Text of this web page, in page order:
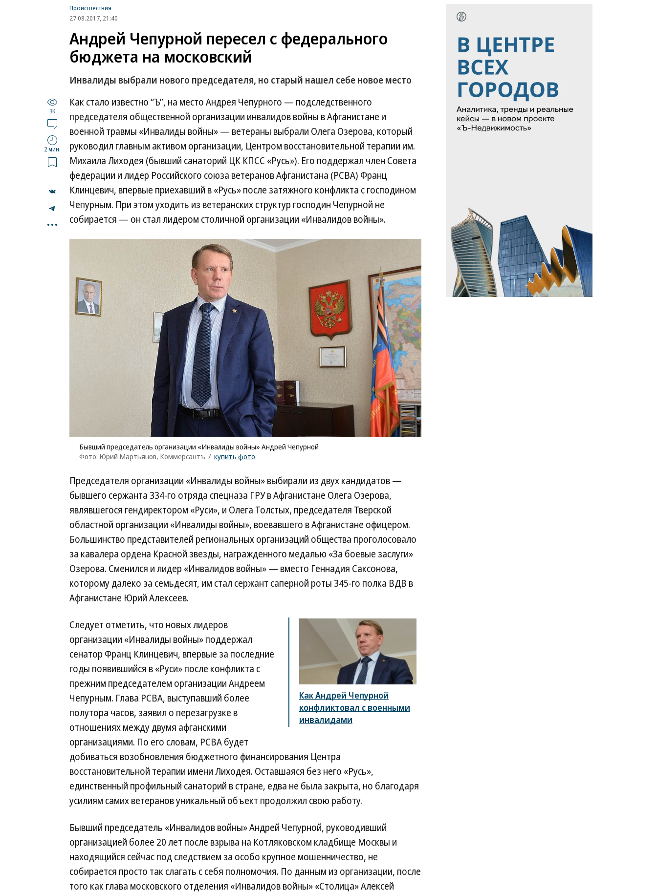
Происшествия
27.08.2017, 21:40
Андрей Чепурной пересел с федерального
бюджета на московский
Инвалиды выбрали нового председателя, но старый нашел себе новое место
3K
2 мин.
...
Как стало известно “Ъ”, на место Андрея Чепурного — подследственного
председателя общественной организации инвалидов войны в Афганистане и
военной травмы «Инвалиды войны» — ветераны выбрали Олега Озерова, который
руководил главным активом организации, Центром восстановительной терапии им.
Михаила Лиходея (бывший санаторий ЦК КПСС «Русь»). Его поддержал член Совета
федерации и лидер Российского союза ветеранов Афганистана (РСВА) Франц
Клинцевич, впервые приехавший в «Русь» после затяжного конфликта с господином
Чепурным. При этом уходить из ветеранских структур господин Чепурной не
собирается — он стал лидером столичной организации «Инвалидов войны».
Бывший председатель организации «Инвалиды войны» Андрей Чепурной
Фото: Юрий Мартьянов, Коммерсантъ / купить фото
Председателя организации «Инвалиды войны» выбирали из двух кандидатов —
бывшего сержанта 334-го отряда спецназа ГРУ в Афганистане Олега Озерова,
являвшегося гендиректором «Руси», и Олега Толстых, председателя Тверской
областной организации «Инвалиды войны», воевавшего в Афганистане офицером.
Большинство представителей региональных организаций общества проголосовало
за кавалера ордена Красной звезды, награжденного медалью «За боевые заслуги»
Озерова. Сменился и лидер «Инвалидов войны» — вместо Геннадия Саксонова,
которому далеко за семьдесят, им стал сержант саперной роты 345-го полка ВДВ в
Афганистане Юрий Алексеев.
Как Андрей Чепурной
конфликтовал с военными
инвалидами
Следует отметить, что новых лидеров
организации «Инвалиды войны» поддержал
сенатор Франц Клинцевич, впервые за последние
годы появившийся в «Руси» после конфликта с
прежним председателем организации Андреем
Чепурным. Глава РСВА, выступавший более
полутора часов, заявил о перезагрузке в
отношениях между двумя афганскими
организациями. По его словам, РСВА будет
добиваться возобновления бюджетного финансирования Центра
восстановительной терапии имени Лиходея. Оставшаяся без него «Русь»,
единственный профильный санаторий в стране, едва не была закрыта, но благодаря
усилиям самих ветеранов уникальный объект продолжил свою работу.
Бывший председатель «Инвалидов войны» Андрей Чепурной, руководивший
организацией более 20 лет после взрыва на Котляковском кладбище Москвы и
находящийся сейчас под следствием за особо крупное мошенничество, не
собирается просто так слагать с себя полномочия. По данным из организации, после
того как глава московского отделения «Инвалидов войны» «Столица» Алексей